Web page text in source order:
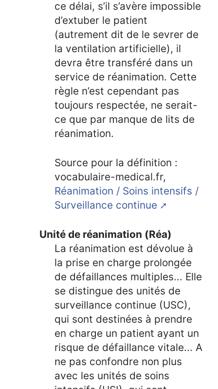
ce délai, s’il s’avère impossible
d’extuber le patient
(autrement dit de le sevrer de
la ventilation artificielle), il
devra être transféré dans un
service de réanimation. Cette
règle n’est cependant pas
toujours respectée, ne serait-
ce que par manque de lits de
réanimation.
Source pour la définition :
vocabulaire-medical.fr,
Réanimation / Soins intensifs /
Surveillance continue
Unité de réanimation (Réa)
La réanimation est dévolue à
la prise en charge prolongée
de défaillances multiples... Elle
se distingue des unités de
surveillance continue (USC),
qui sont destinées à prendre
en charge un patient ayant un
risque de défaillance vitale... A
ne pas confondre non plus
avec les unités de soins